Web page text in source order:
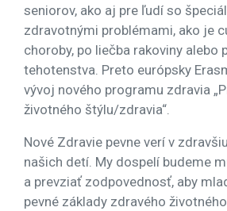
seniorov, ako aj pre ľudí so
zdravotnými problémami, ako je
choroby, po liečba rakoviny alebo
tehotenstva. Preto európsky
vývoj nového programu zdravia
životného štýlu/zdravia“.
Nové Zdravie pevne verí v
našich detí. My dospelí budeme
a prevziať zodpovednosť, aby
pevné základy zdravého